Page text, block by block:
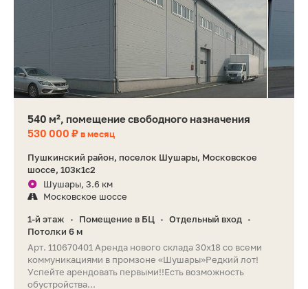
540 м², помещение свободного назначения
530 000 ₽в месяц
Пушкинский район, поселок Шушары, Московское
шоссе, 103к1с2
Шушары, 3.6 км
Московское шоссе
1-й этаж • Помещение в БЦ • Отдельный вход •
Потолки 6 м
Арт. 110670401 Аренда нового склада 30х18 со всеми
коммуникациями в промзоне «Шушары»Редкий лот!
Успейте арендовать первыми!!Есть возможность
обустройства...